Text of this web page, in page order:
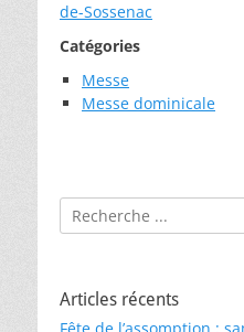
de-Sossenac
Catégories
Messe
Messe dominicale
Rechercher :
Articles récents